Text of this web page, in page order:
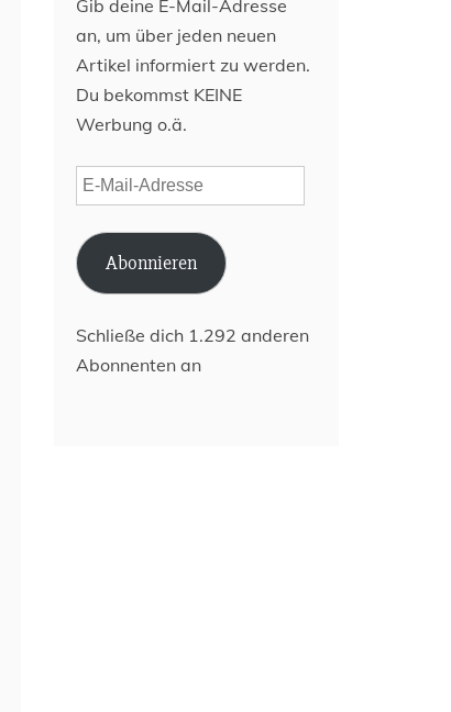
Gib deine E-Mail-Adresse
an, um über jeden neuen
Artikel informiert zu werden.
Du bekommst KEINE
Werbung o.ä.
E-
Mail-
Adresse
Abonnieren
Schließe dich 1.292 anderen
Abonnenten an